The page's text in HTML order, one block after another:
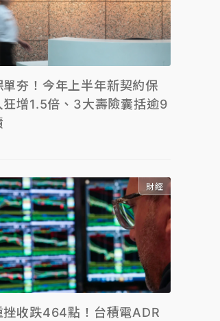
單夯！今年上半年新契約保
狂增1.5倍、3大壽險囊括逾9
財經
挫收跌464點！台積電ADR